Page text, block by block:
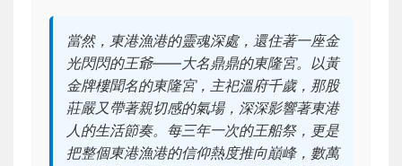
當然，東港漁港的靈魂深處，還住著一座金
光閃閃的王爺——大名鼎鼎的東隆宮。以黃
金牌樓聞名的東隆宮，主祀溫府千歲，那股
莊嚴又帶著親切感的氣場，深深影響著東港
人的生活節奏。每三年一次的王船祭，更是
把整個東港漁港的信仰熱度推向巔峰，數萬